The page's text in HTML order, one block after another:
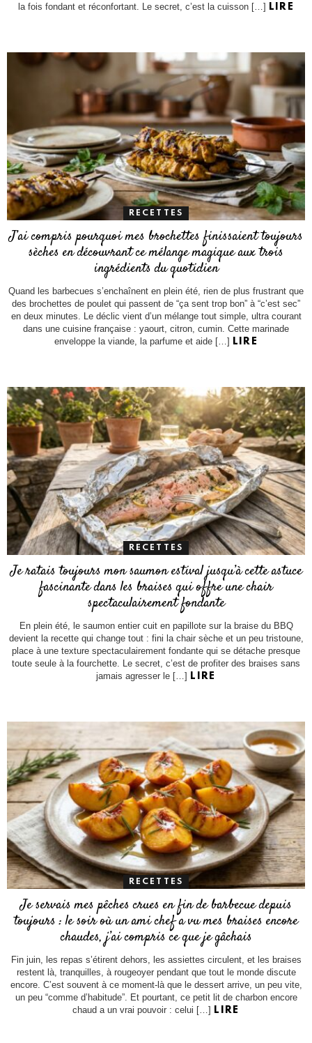
la fois fondant et réconfortant. Le secret, c’est la cuisson […] LIRE
RECETTES
J’ai compris pourquoi mes brochettes finissaient toujours
sèches en découvrant ce mélange magique aux trois
ingrédients du quotidien
Quand les barbecues s’enchaînent en plein été, rien de plus frustrant que
des brochettes de poulet qui passent de “ça sent trop bon” à “c’est sec”
en deux minutes. Le déclic vient d’un mélange tout simple, ultra courant
dans une cuisine française : yaourt, citron, cumin. Cette marinade
enveloppe la viande, la parfume et aide […] LIRE
RECETTES
Je ratais toujours mon saumon estival jusqu’à cette astuce
fascinante dans les braises qui offre une chair
spectaculairement fondante
En plein été, le saumon entier cuit en papillote sur la braise du BBQ
devient la recette qui change tout : fini la chair sèche et un peu tristoune,
place à une texture spectaculairement fondante qui se détache presque
toute seule à la fourchette. Le secret, c’est de profiter des braises sans
jamais agresser le […] LIRE
RECETTES
Je servais mes pêches crues en fin de barbecue depuis
toujours : le soir où un ami chef a vu mes braises encore
chaudes, j’ai compris ce que je gâchais
Fin juin, les repas s’étirent dehors, les assiettes circulent, et les braises
restent là, tranquilles, à rougeoyer pendant que tout le monde discute
encore. C’est souvent à ce moment-là que le dessert arrive, un peu vite,
un peu “comme d’habitude”. Et pourtant, ce petit lit de charbon encore
chaud a un vrai pouvoir : celui […]
LIRE